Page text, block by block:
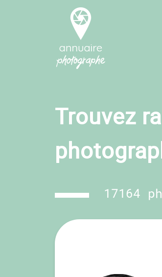
Trouvez
17164